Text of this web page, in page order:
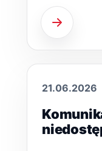
21.06.2026